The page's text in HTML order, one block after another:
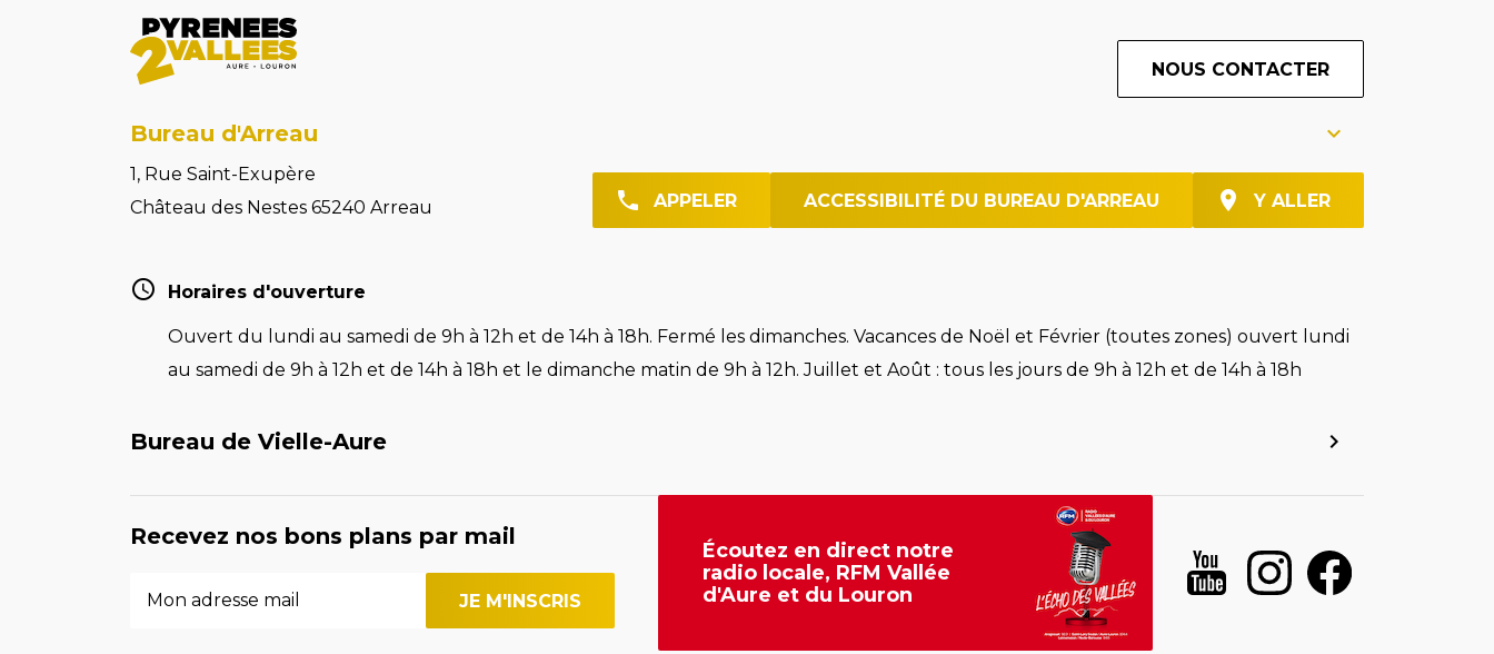
NOUS CONTACTER
Bureau d'Arreau
1, Rue Saint-Exupère
Château des Nestes 65240 Arreau
APPELER ACCESSIBILITÉ DU BUREAU D'ARREAU Y ALLER
Horaires d'ouverture
Ouvert du lundi au samedi de 9h à 12h et de 14h à 18h. Fermé les dimanches. Vacances de Noël et Février (toutes zones) ouvert lundi
au samedi de 9h à 12h et de 14h à 18h et le dimanche matin de 9h à 12h. Juillet et Août : tous les jours de 9h à 12h et de 14h à 18h
Bureau de Vielle-Aure
Recevez nos bons plans par mail
Écoutez en direct notre
radio locale, RFM Vallée
d'Aure et du Louron